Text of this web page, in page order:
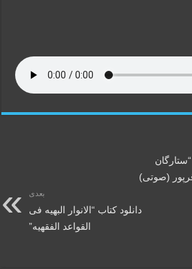
(صوتی)
بعدی
دانلود کتاب “الانوار البهیه فی
القواعد الفقهیه”